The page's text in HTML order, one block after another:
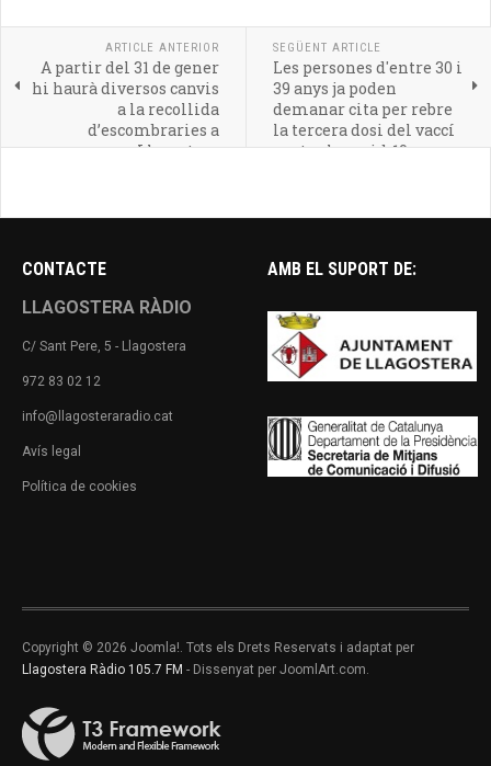
ARTICLE ANTERIOR
A partir del 31 de gener
hi haurà diversos canvis
a la recollida
d’escombraries a
Llagostera
SEGÜENT ARTICLE
Les persones d'entre 30 i
39 anys ja poden
demanar cita per rebre
la tercera dosi del vaccí
contra la covid-19
CONTACTE
LLAGOSTERA RÀDIO
C/ Sant Pere, 5 - Llagostera
972 83 02 12
info@llagosteraradio.cat
Avís legal
Política de cookies
AMB EL SUPORT DE:
Copyright © 2026 Joomla!. Tots els Drets Reservats i adaptat per
Llagostera Ràdio 105.7 FM - Dissenyat per JoomlArt.com.